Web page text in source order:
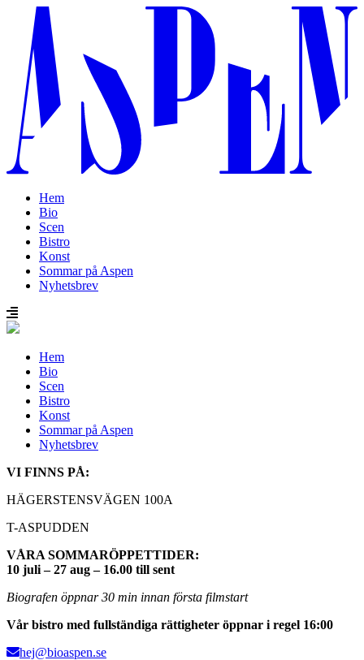
Hem
Bio
Scen
Bistro
Konst
Sommar på Aspen
Nyhetsbrev
Hem
Bio
Scen
Bistro
Konst
Sommar på Aspen
Nyhetsbrev
VI FINNS PÅ:
HÄGERSTENSVÄGEN 100A
T-ASPUDDEN
VÅRA SOMMARÖPPETTIDER:
10 juli – 27 aug – 16.00 till sent
Biografen öppnar 30 min innan första filmstart
Vår bistro med fullständiga rättigheter öppnar i regel 16:00
hej@bioaspen.se